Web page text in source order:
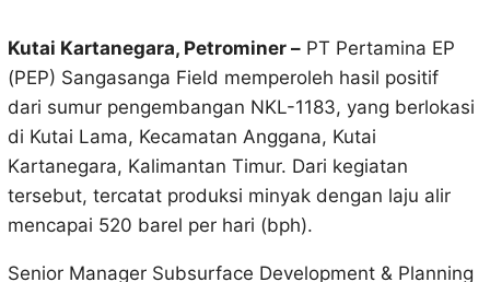
Kutai Kartanegara, Petrominer –PT Pertamina EP
(PEP) Sangasanga Field memperoleh hasil positif
dari sumur pengembangan NKL-1183, yang berlokasi
di Kutai Lama, Kecamatan Anggana, Kutai
Kartanegara, Kalimantan Timur. Dari kegiatan
tersebut, tercatat produksi minyak dengan laju alir
mencapai 520 barel per hari (bph).
Senior Manager Subsurface Development & Planning